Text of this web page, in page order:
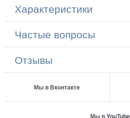
Характеристики
Частые вопросы
Отзывы
Мы в Вконтакте
Мы в YouTube